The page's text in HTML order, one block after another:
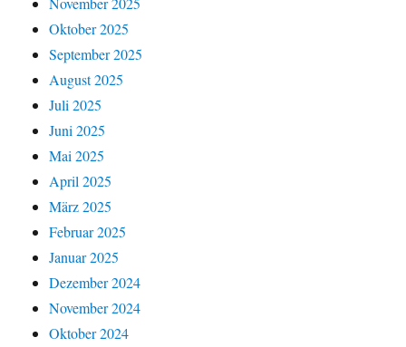
Oktober 2025
September 2025
August 2025
Juli 2025
Juni 2025
Mai 2025
April 2025
März 2025
Februar 2025
Januar 2025
Dezember 2024
November 2024
Oktober 2024